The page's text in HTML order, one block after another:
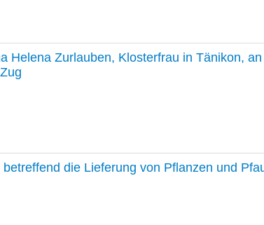
Helena Zurlauben, Klosterfrau in Tänikon, an
die Lieferung von Pflanzen und